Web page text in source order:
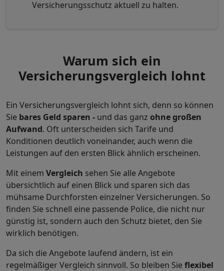
Versicherungsschutz aktuell zu halten.
Warum sich ein
Versicherungsvergleich lohnt
Ein Versicherungsvergleich lohnt sich, denn so können
Sie bares Geld sparen - und das ganz ohne großen
Aufwand. Oft unterscheiden sich Tarife und
Konditionen deutlich voneinander, auch wenn die
Leistungen auf den ersten Blick ähnlich erscheinen.
Mit einem Vergleich sehen Sie alle Angebote
übersichtlich auf einen Blick und sparen sich das
mühsame Durchforsten einzelner Versicherungen. So
finden Sie schnell eine passende Police, die nicht nur
günstig ist, sondern auch den Schutz bietet, den Sie
wirklich benötigen.
Da sich die Angebote laufend ändern, ist ein
regelmäßiger Vergleich sinnvoll. So bleiben Sie flexibel